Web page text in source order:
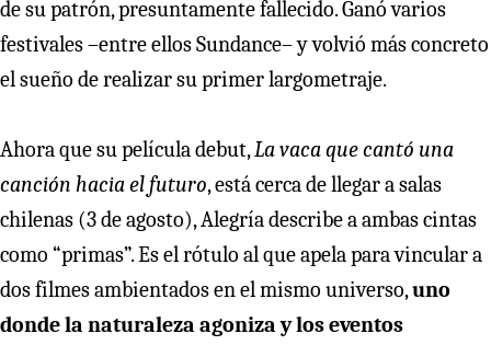
de su patrón, presuntamente fallecido. Ganó varios
festivales –entre ellos Sundance– y volvió más concreto
el sueño de realizar su primer largometraje.
Ahora que su película debut,La vaca que cantó una
canción hacia el futuro, está cerca de llegar a salas
chilenas (3 de agosto), Alegría describe a ambas cintas
como “primas”. Es el rótulo al que apela para vincular a
dos filmes ambientados en el mismo universo,uno
donde la naturaleza agoniza y los eventos